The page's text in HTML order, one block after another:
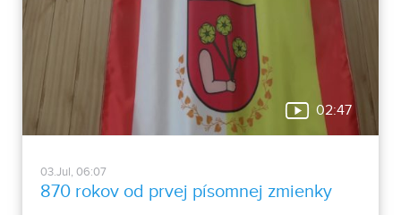
02:47
03.Jul, 06:07
870 rokov od prvej písomnej zmienky